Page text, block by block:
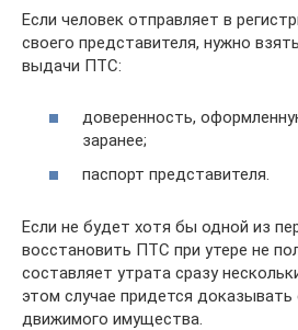
Если человек отправляет в
своего представителя, нужно
выдачи ПТС:
доверенность,
заранее;
паспорт представителя.
Если не будет хотя бы одной из
восстановить ПТС при утере не
составляет утрата сразу
этом случае придется
движимого имущества.